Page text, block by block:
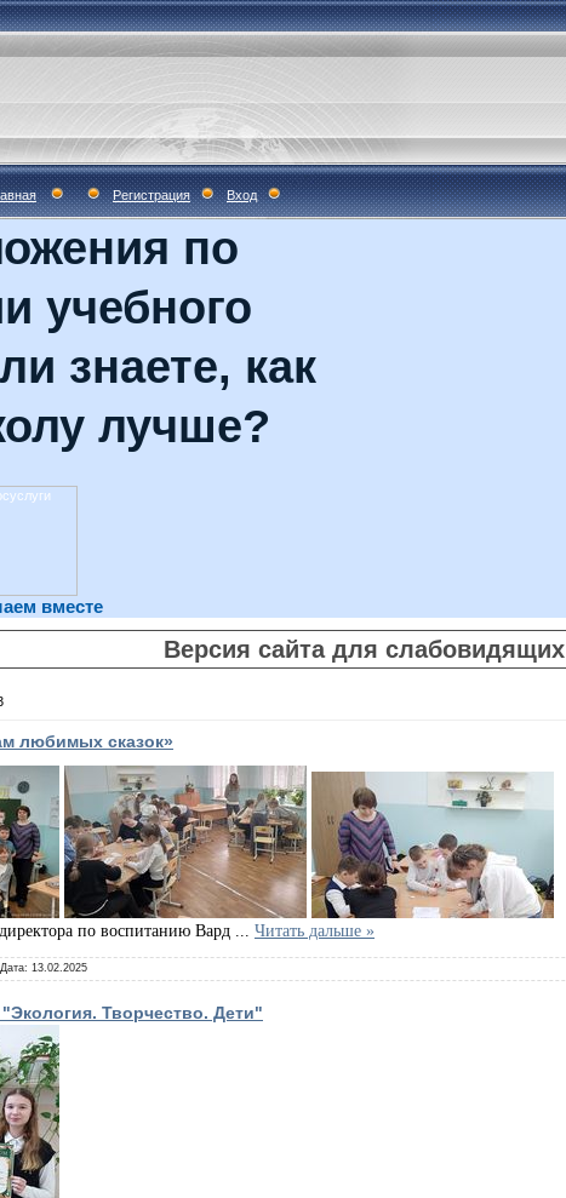
Регистрация Вход
по
учебного
знаете, как
лучше?
вместе
Версия сайта для слабовидящих
любимых сказок»
по воспитанию Вард ... Читать дальше »
Дата: 13.02.2025
Творчество. Дети"